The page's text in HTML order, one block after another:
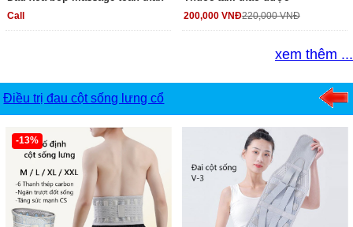
Call 200,000 VNĐ220,000 VNĐ
xem thêm ...
Điều trị đau cột sống lưng cổ
-13%